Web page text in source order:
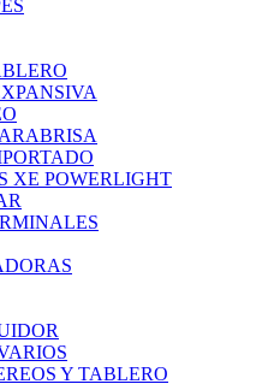
XE POWERLIGHT
Y TABLERO